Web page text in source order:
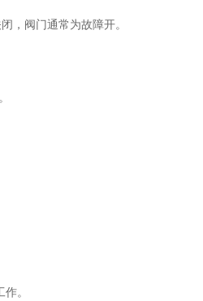
，阀门通常为故障开。
。